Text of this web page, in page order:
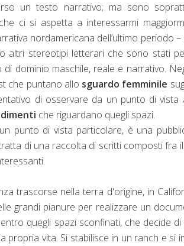
un testo narrativo; ma sono
ci si aspetta a interessarmi
nordamericana dell’ultimo periodo –
altri stereotipi letterari che sono stati
di dominio maschile, reale e narrativo.
che puntano allo sguardo femminile
di osservare da un punto di vista
che riguardano quegli spazi.
punto di vista particolare, è una
di una raccolta di scritti composti fra
trascorse nella terra d'origine, in
grandi pianure per realizzare un
quegli spazi sconfinati, che decide
vita. Si stabilisce in un ranch e si